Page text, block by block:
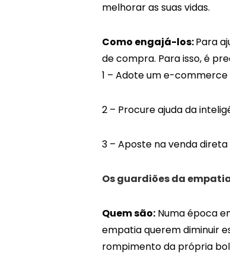
melhorar as suas vidas.
Como engajá-los:Para
de compra. Para isso, é
1 – Adote um e-
2 – Procure ajuda da
3 – Aposte na venda
Os guardiões da
Quem são: Numa época
empatia querem diminuir
rompimento da própria